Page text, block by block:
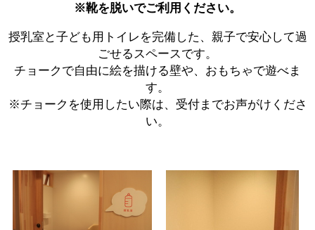
※靴を脱いでご利用ください。
授乳室と子ども用トイレを完備した、親子で安心して過
ごせるスペースです。
チョークで自由に絵を描ける壁や、おもちゃで遊べま
す。
※チョークを使用したい際は、受付までお声がけくださ
い。